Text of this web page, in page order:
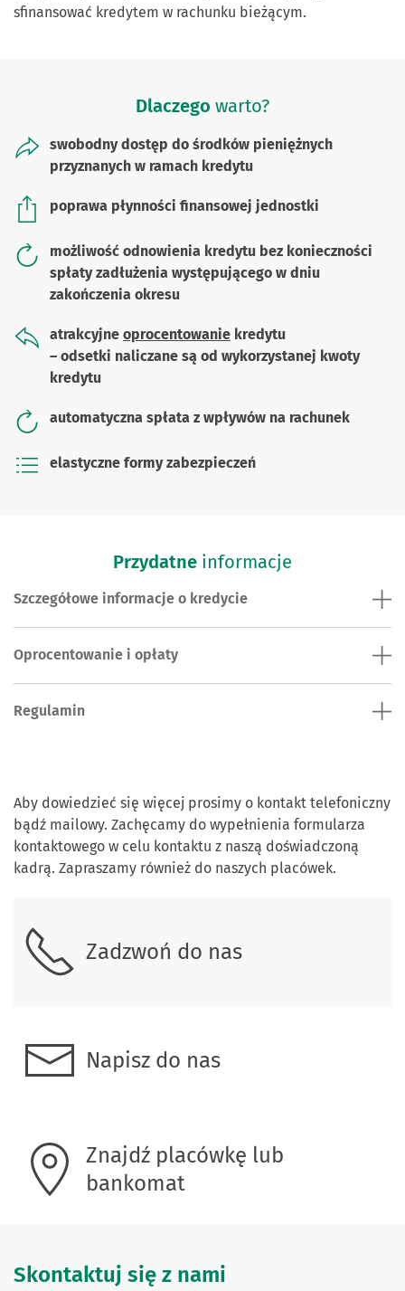
sfinansować kredytem w rachunku bieżącym.
Dlaczego warto?
swobodny dostęp do środków pieniężnych
przyznanych w ramach kredytu
poprawa płynności finansowej jednostki
możliwość odnowienia kredytu bez konieczności
spłaty zadłużenia występującego w dniu
zakończenia okresu
atrakcyjne oprocentowanie kredytu
– odsetki naliczane są od wykorzystanej kwoty
kredytu
automatyczna spłata z wpływów na rachunek
elastyczne formy zabezpieczeń
Przydatne informacje
Szczegółowe informacje o kredycie
Oprocentowanie i opłaty
Regulamin
Skontaktuj się z nami
Aby dowiedzieć się więcej prosimy o kontakt telefoniczny
bądź mailowy. Zachęcamy do wypełnienia formularza
kontaktowego w celu kontaktu z naszą doświadczoną
kadrą. Zapraszamy również do naszych placówek.
Zadzwoń do nas
Napisz do nas
Znajdź placówkę lub
bankomat
Skontaktuj się z nami